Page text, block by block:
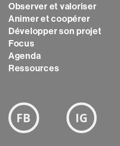
Observer et valoriser
Animer et coopérer
Développer son projet
Focus
Agenda
Ressources
Bloc
Réseaux